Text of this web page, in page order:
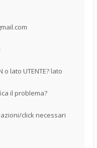
lato UTENTE? lato
il problema?
click necessari